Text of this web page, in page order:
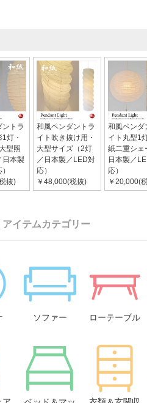
ントラ
灯・
型照
日本製
抜)
和風ペンダントラ
イト吹き抜け用・
大型サイズ（2灯
／日本製／LED対
応）
￥48,000(税抜)
和風ペンダ
イト丸型1
紙二重シェ
日本製／
応）
￥20,000(
アイテムカテゴリー
ソファー ローテーブル